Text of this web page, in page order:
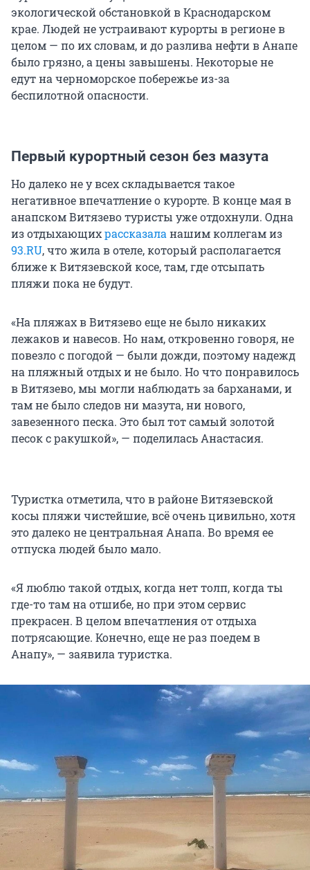
экологической обстановкой в Краснодарском
крае. Людей не устраивают курорты в регионе в
целом — по их словам, и до разлива нефти в Анапе
было грязно, а цены завышены. Некоторые не
едут на черноморское побережье из-за
беспилотной опасности.
Первый курортный сезон без мазута
Но далеко не у всех складывается такое
негативное впечатление о курорте. В конце мая в
анапском Витязево туристы уже отдохнули. Одна
из отдыхающихрассказаланашим коллегам из
93.RU, что жила в отеле, который располагается
ближе к Витязевской косе, там, где отсыпать
пляжи пока не будут.
«На пляжах в Витязево еще не было никаких
лежаков и навесов. Но нам, откровенно говоря, не
повезло с погодой — были дожди, поэтому надежд
на пляжный отдых и не было. Но что понравилось
в Витязево, мы могли наблюдать за барханами, и
там не было следов ни мазута, ни нового,
завезенного песка. Это был тот самый золотой
песок с ракушкой», — поделилась Анастасия.
Туристка отметила, что в районе Витязевской
косы пляжи чистейшие, всё очень цивильно, хотя
это далеко не центральная Анапа. Во время ее
отпуска людей было мало.
«Я люблю такой отдых, когда нет толп, когда ты
где-то там на отшибе, но при этом сервис
прекрасен. В целом впечатления от отдыха
потрясающие. Конечно, еще не раз поедем в
Анапу», — заявила туристка.